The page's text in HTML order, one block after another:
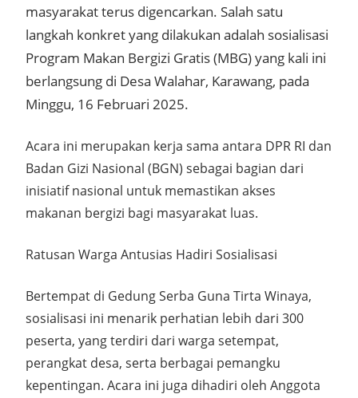
masyarakat terus digencarkan. Salah satu
langkah konkret yang dilakukan adalah sosialisasi
Program Makan Bergizi Gratis (MBG) yang kali ini
berlangsung di Desa Walahar, Karawang, pada
Minggu, 16 Februari 2025.
Acara ini merupakan kerja sama antara DPR RI dan
Badan Gizi Nasional (BGN) sebagai bagian dari
inisiatif nasional untuk memastikan akses
makanan bergizi bagi masyarakat luas.
Ratusan Warga Antusias Hadiri Sosialisasi
Bertempat di Gedung Serba Guna Tirta Winaya,
sosialisasi ini menarik perhatian lebih dari 300
peserta, yang terdiri dari warga setempat,
perangkat desa, serta berbagai pemangku
kepentingan. Acara ini juga dihadiri oleh Anggota